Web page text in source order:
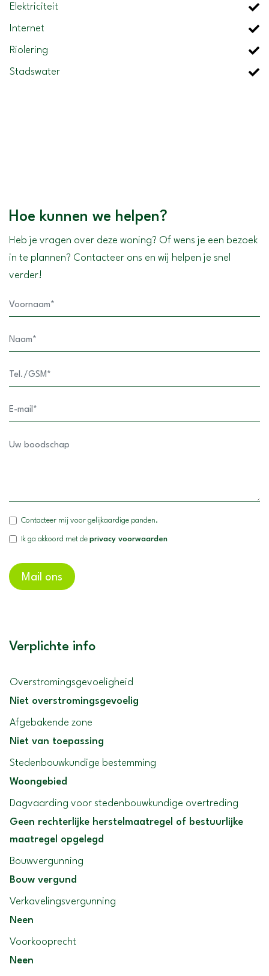
Elektriciteit
Internet
Riolering
Stadswater
+
−
Hoe kunnen we helpen?
Heb je vragen over deze woning? Of wens je een bezoek
in te plannen? Contacteer ons en wij helpen je snel
verder!
Contacteer mij voor gelijkaardige panden.
Ik ga akkoord met de privacy voorwaarden
Mail ons
Verplichte info
Overstromingsgevoeligheid
Niet overstromingsgevoelig
Afgebakende zone
Niet van toepassing
Stedenbouwkundige bestemming
Woongebied
Dagvaarding voor stedenbouwkundige overtreding
Geen rechterlijke herstelmaatregel of bestuurlijke
maatregel opgelegd
Bouwvergunning
Bouw vergund
Verkavelingsvergunning
Neen
Voorkooprecht
Neen